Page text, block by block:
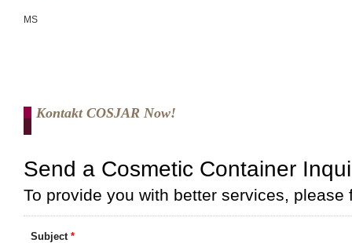
MS
Kontakt COSJAR Now!